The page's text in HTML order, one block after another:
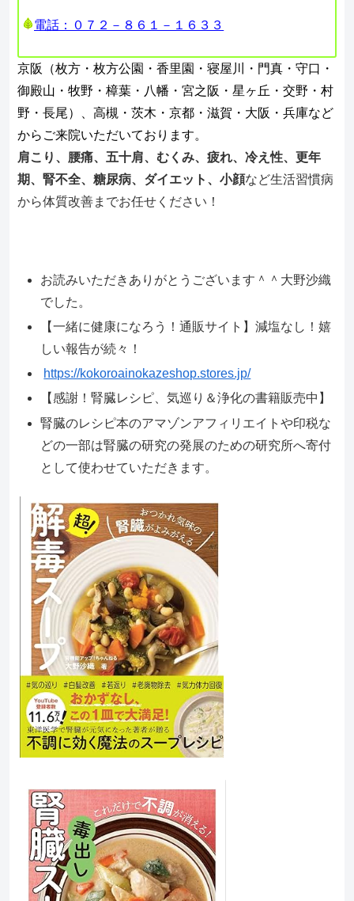
電話：０７２－８６１－１６３３
京阪（枚方・枚方公園・香里園・寝屋川・門真・守口・
御殿山・牧野・樟葉・八幡・宮之阪・星ヶ丘・交野・村
野・長尾）、高槻・茨木・京都・滋賀・大阪・兵庫など
からご来院いただいております。
肩こり、腰痛、五十肩、むくみ、疲れ、冷え性、更年
期、腎不全、糖尿病、ダイエット、小顔など生活習慣病
から体質改善までお任せください！
お読みいただきありがとうございます＾＾大野沙織
でした。
【一緒に健康になろう！通販サイト】減塩なし！嬉
しい報告が続々！
https://kokoroainokazeshop.stores.jp/
【感謝！腎臓レシピ、気巡り＆浄化の書籍販売中】
腎臓のレシピ本のアマゾンアフィリエイトや印税な
どの一部は腎臓の研究の発展のための研究所へ寄付
として使わせていただきます。